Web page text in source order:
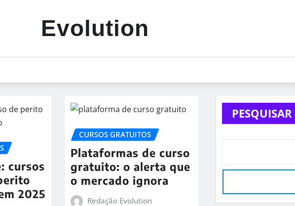
Evolution
cursos
2025
CURSOS GRATUITOS
Plataformas de curso
gratuito: o alerta que
o mercado ignora
Redação Evolution
PESQUISAR